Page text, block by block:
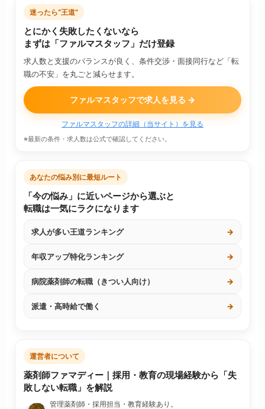
迷ったら“王道”
とにかく失敗したくないなら
まずは「ファルマスタッフ」だけ登録
求人数と支援のバランスが良く、条件交渉・面接同行など「転
職の不安」を丸ごと減らせます。
ファルマスタッフで求人を見る →
ファルマスタッフの詳細（当サイト）を見る
※最新の条件・求人数は公式で確認してください。
あなたの悩み別に最短ルート
「今の悩み」に近いページから選ぶと
転職は一気にラクになります
求人が多い王道ランキング →
年収アップ特化ランキング →
病院薬剤師の転職（きつい人向け） →
派遣・高時給で働く →
運営者について
薬剤師ファマディー｜採用・教育の現場経験から「失
敗しない転職」を解説
管理薬剤師・採用担当・教育経験あり。